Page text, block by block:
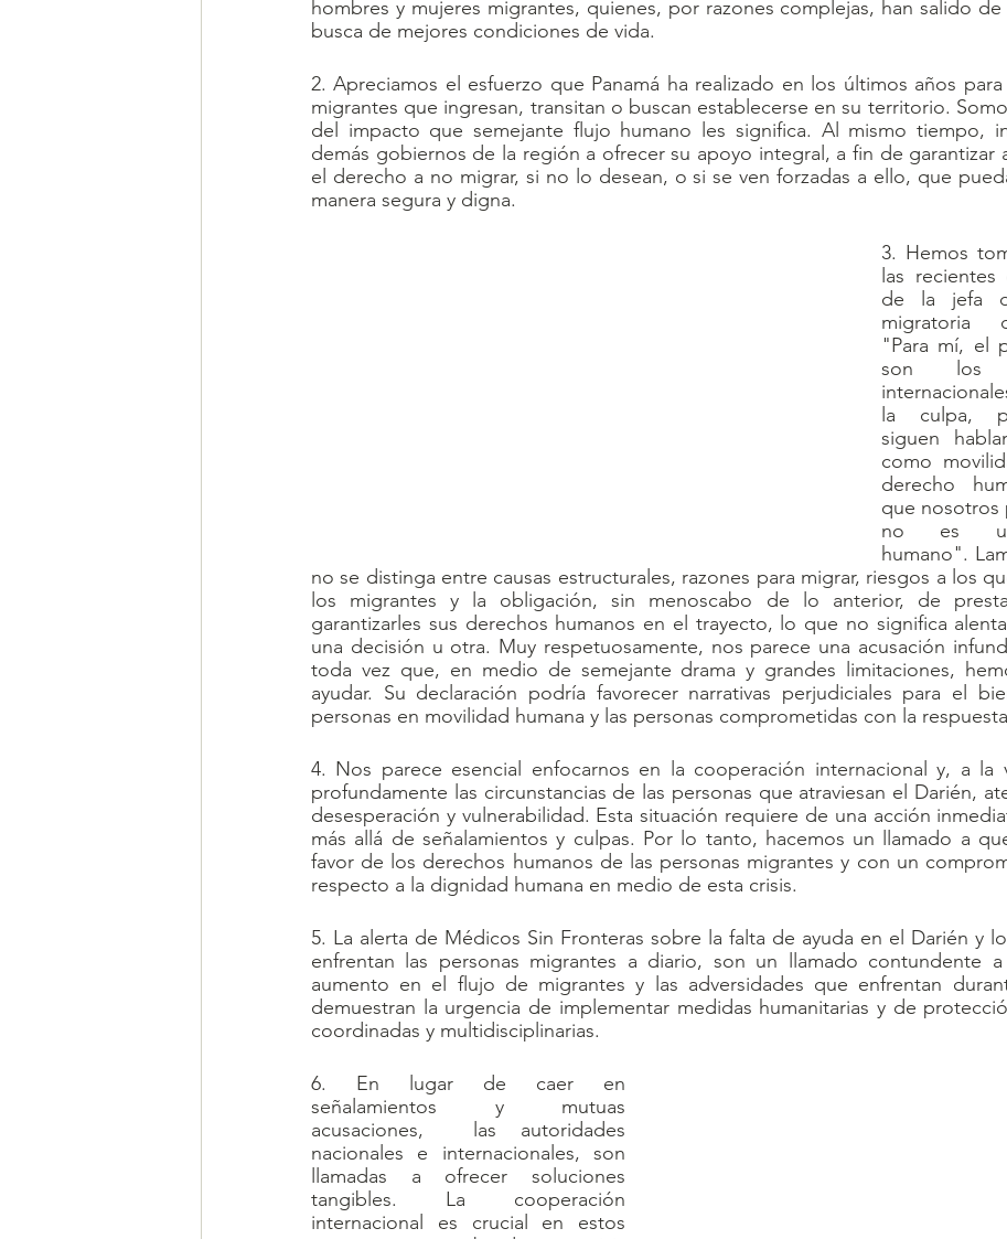
hombres y mujeres migrantes, quienes, por razones complejas, han salido de
busca de mejores condiciones de vida.
2. Apreciamos el esfuerzo que Panamá ha realizado en los últimos años
migrantes que ingresan, transitan o buscan establecerse en su territorio.
del impacto que semejante flujo humano les significa. Al mismo tiempo,
demás gobiernos de la región a ofrecer su apoyo integral, a fin de garantizar
el derecho a no migrar, si no lo desean, o si se ven forzadas a ello, que
manera segura y digna.
3. Hemos
las recientes
de la jefa
migratoria
"Para mí, el
son los
la culpa,
siguen
como
derecho
que nosotros
no es
humano".
no se distinga entre causas estructurales, razones para migrar, riesgos a los
los migrantes y la obligación, sin menoscabo de lo anterior, de
garantizarles sus derechos humanos en el trayecto, lo que no significa
una decisión u otra. Muy respetuosamente, nos parece una acusación
toda vez que, en medio de semejante drama y grandes limitaciones,
ayudar. Su declaración podría favorecer narrativas perjudiciales para el
personas en movilidad humana y las personas comprometidas con la
4. Nos parece esencial enfocarnos en la cooperación internacional y, a la
profundamente las circunstancias de las personas que atraviesan el Darién,
desesperación y vulnerabilidad. Esta situación requiere de una acción
más allá de señalamientos y culpas. Por lo tanto, hacemos un llamado a
favor de los derechos humanos de las personas migrantes y con un
respecto a la dignidad humana en medio de esta crisis.
5. La alerta de Médicos Sin Fronteras sobre la falta de ayuda en el Darién y
enfrentan las personas migrantes a diario, son un llamado contundente
aumento en el flujo de migrantes y las adversidades que enfrentan
demuestran la urgencia de implementar medidas humanitarias y de
coordinadas y multidisciplinarias.
6. En lugar de caer en
señalamientos y mutuas
acusaciones,  las autoridades
nacionales e internacionales, son
llamadas a ofrecer soluciones
tangibles. La cooperación
internacional es crucial en estos